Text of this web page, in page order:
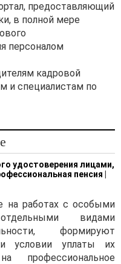
предоставляющий
в полной мере
персоналом
кадровой
и специалистам по
удостоверения лицами,
пенсия
на работах с особыми
видами
формируют
условии уплаты их
профессиональное